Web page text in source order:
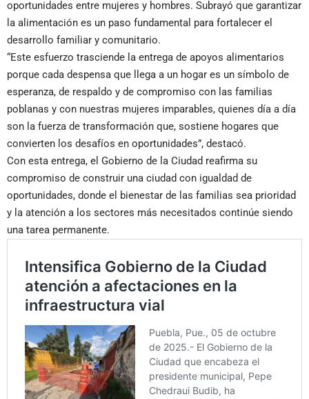
oportunidades entre mujeres y hombres. Subrayó que garantizar
la alimentación es un paso fundamental para fortalecer el
desarrollo familiar y comunitario.
“Este esfuerzo trasciende la entrega de apoyos alimentarios
porque cada despensa que llega a un hogar es un símbolo de
esperanza, de respaldo y de compromiso con las familias
poblanas y con nuestras mujeres imparables, quienes día a día
son la fuerza de transformación que, sostiene hogares que
convierten los desafíos en oportunidades”, destacó.
Con esta entrega, el Gobierno de la Ciudad reafirma su
compromiso de construir una ciudad con igualdad de
oportunidades, donde el bienestar de las familias sea prioridad
y la atención a los sectores más necesitados continúe siendo
una tarea permanente.